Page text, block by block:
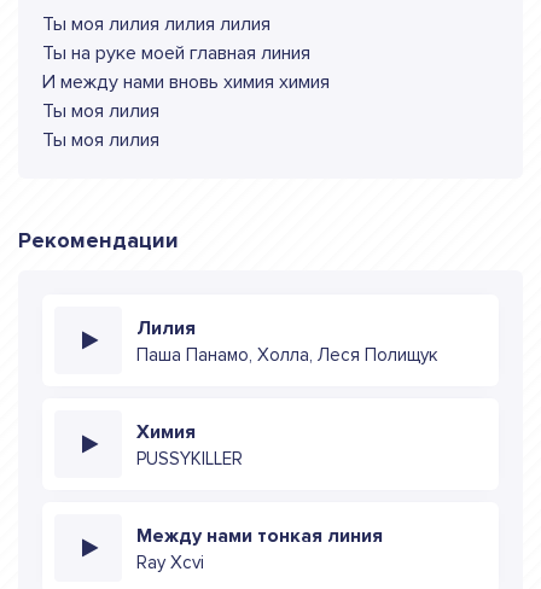
Ты моя лилия лилия лилия
Ты на руке моей главная линия
И между нами вновь химия химия
Ты моя лилия
Ты моя лилия
Рекомендации
Лилия
Паша Панамо, Холла, Леся Полищук
Химия
PUSSYKILLER
Между нами тонкая линия
Ray Xcvi